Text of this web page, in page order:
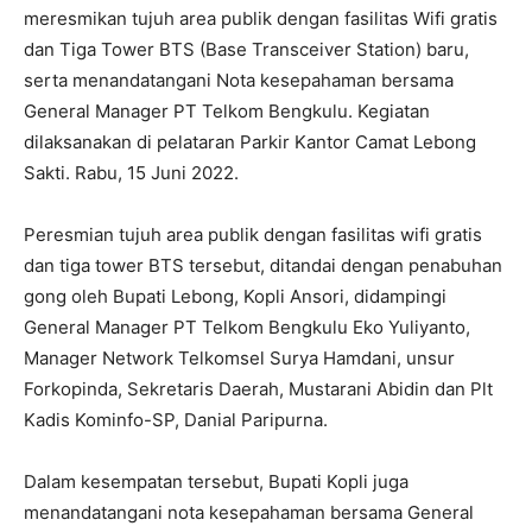
meresmikan tujuh area publik dengan fasilitas Wifi gratis
dan Tiga Tower BTS (Base Transceiver Station) baru,
serta menandatangani Nota kesepahaman bersama
General Manager PT Telkom Bengkulu. Kegiatan
dilaksanakan di pelataran Parkir Kantor Camat Lebong
Sakti. Rabu, 15 Juni 2022.
Peresmian tujuh area publik dengan fasilitas wifi gratis
dan tiga tower BTS tersebut, ditandai dengan penabuhan
gong oleh Bupati Lebong, Kopli Ansori, didampingi
General Manager PT Telkom Bengkulu Eko Yuliyanto,
Manager Network Telkomsel Surya Hamdani, unsur
Forkopinda, Sekretaris Daerah, Mustarani Abidin dan Plt
Kadis Kominfo-SP, Danial Paripurna.
Dalam kesempatan tersebut, Bupati Kopli juga
menandatangani nota kesepahaman bersama General